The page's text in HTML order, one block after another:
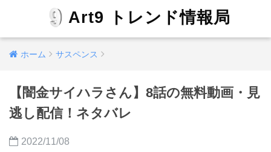
Art9 トレンド情報局
ホーム サスペンス
【闇金サイハラさん】8話の無料動画・見
逃し配信！ネタバレ
2022/11/08